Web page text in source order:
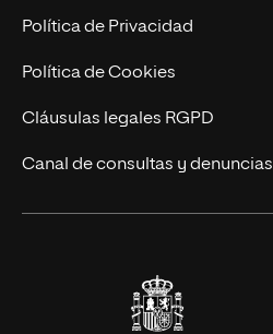
Postgrados
Cursos Universitarios
Trabaja en UNIR
Actualidad
UNIR Revista
Eventos
Política de Privacidad
Política de Cookies
Cláusulas legales RGPD
Canal de consultas y denuncias